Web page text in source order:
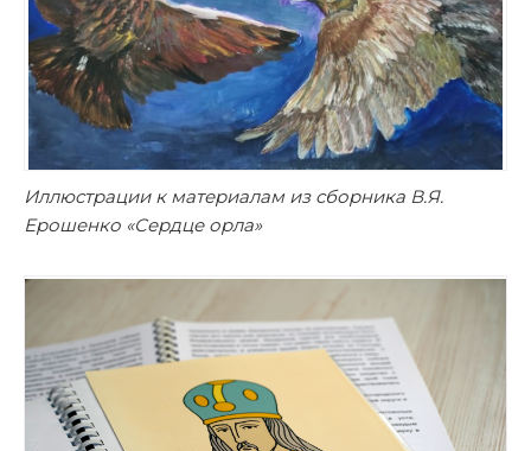
Иллюстрации к материалам из сборника В.Я.
Ерошенко «Сердце орла»